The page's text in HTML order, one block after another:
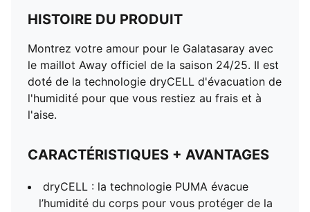
HISTOIRE DU PRODUIT
Montrez votre amour pour le Galatasaray avec
le maillot Away officiel de la saison 24/25. Il est
doté de la technologie dryCELL d'évacuation de
l'humidité pour que vous restiez au frais et à
l'aise.
CARACTÉRISTIQUES + AVANTAGES
dryCELL : la technologie PUMA évacue
l’humidité du corps pour vous protéger de la